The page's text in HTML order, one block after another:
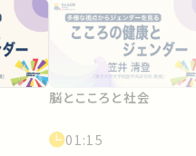
脳とこころと社会
01:15